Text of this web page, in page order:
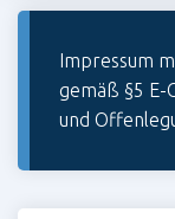
Impressum
gemäß §5 E-
und